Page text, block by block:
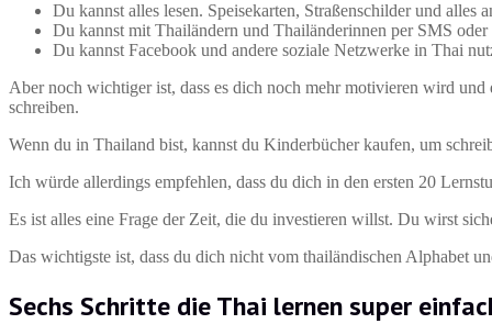
Du kannst alles lesen. Speisekarten, Straßenschilder und alles
Du kannst mit Thailändern und Thailänderinnen per SMS
Du kannst Facebook und andere soziale Netzwerke in Thai
Aber noch wichtiger ist, dass es dich noch mehr motivieren wird
schreiben.
Wenn du in Thailand bist, kannst du Kinderbücher kaufen, um
Ich würde allerdings empfehlen, dass du dich in den ersten 20
Es ist alles eine Frage der Zeit, die du investieren willst. Du wirst
Das wichtigste ist, dass du dich nicht vom thailändischen Alphabet
Sechs Schritte die Thai lernen super